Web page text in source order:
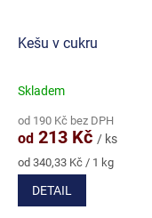
Kešu v cukru
Průměrné
produktu
je
5,0
z
Skladem
od 190 Kč bez DPH
od 213 Kč / ks
Měrná
cena:
od 340,33 Kč / 1 kg
DETAIL